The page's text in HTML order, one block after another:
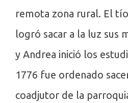
remota zona rural. El
logró sacar a la luz sus
y Andrea inició los
1776 fue ordenado
coadjutor de la